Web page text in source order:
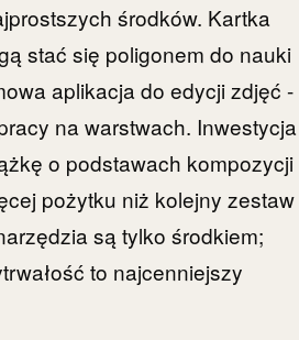
środków. Kartka
stać się poligonem do nauki
aplikacja do edycji zdjęć -
na warstwach. Inwestycja
o podstawach kompozycji
pożytku niż kolejny zestaw
są tylko środkiem;
to najcenniejszy